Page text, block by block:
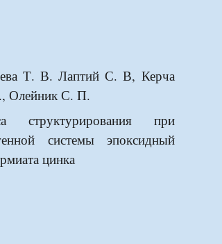
Т. В. Лаптий С. В, Керча
Олейник С. П.
структурирования при
системы эпоксидный
цинка